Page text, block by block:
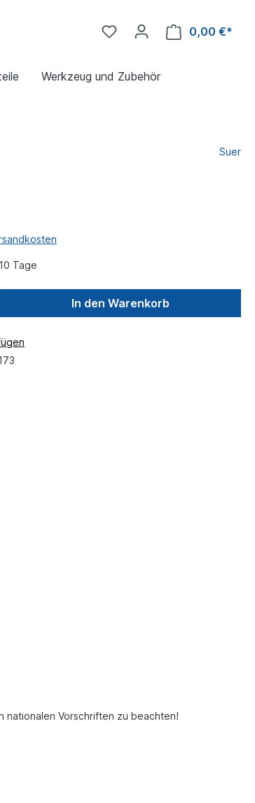
0,00 €*
Werkzeug und Zubehör
Suer
Tage
In den Warenkorb
nationalen Vorschriften zu beachten!